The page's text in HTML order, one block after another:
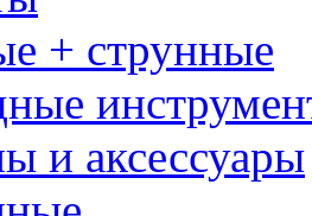
+ струнные
и аксессуары